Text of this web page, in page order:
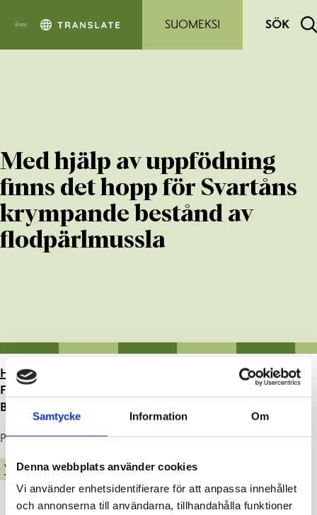
Samtycke Information Om
Denna webbplats använder cookies
Vi använder enhetsidentifierare för att anpassa innehållet
och annonserna till användarna, tillhandahålla funktioner
SUOMEKSI
SÖK
Med hjälp av uppfödning
finns det hopp för Svartåns
krympande bestånd av
flodpärlmussla
HEM>
MED HJÄLP AV UPPFÖDNING
FINNS DET HOPP FÖR SVARTÅNS KRYMPANDE
BESTÅND AV FLODPÄRLMUSSLA
Publicerad : 01.07.2022
VATTENDRAGSVISION